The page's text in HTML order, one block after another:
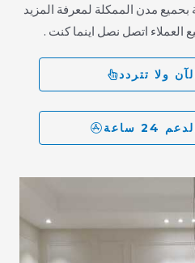
على مدار 24 ساعة بحميع مدن الممكلة لمعرفة المزيد
العملاء اتصل نصل اينما كنت .
ولا تتردد
ساعة